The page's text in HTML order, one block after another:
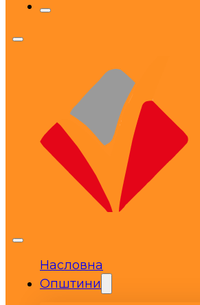
Насловна
Општини